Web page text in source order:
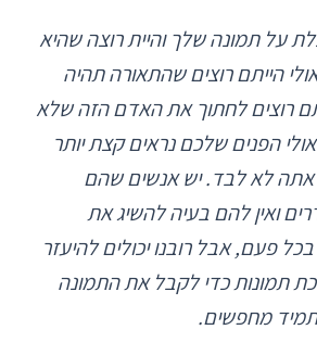
על תמונה שלך והיית רוצה שהיא
הייתם רוצים שהתאורה תהיה
רוצים לחתוך את האדם הזה שלא
הפנים שלכם נראים קצת יותר
אתה לא לבד. יש אנשים שהם
ואין להם בעיה להשיג את
פעם, אבל רובנו יכולים להיעזר
תמונות כדי לקבל את התמונה
מחפשים.